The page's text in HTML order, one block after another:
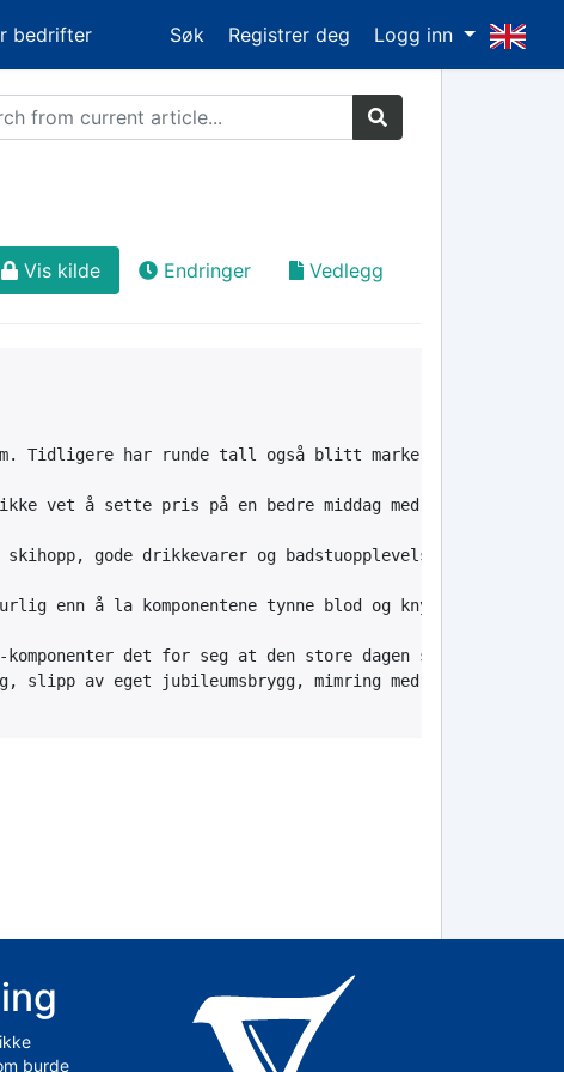
bedrifter Søk Registrer deg Logg inn
Vis kilde Endringer Vedlegg
Tidligere har runde tall også blitt markert. Noen
ikke vet å sette pris på en bedre middag med
skihopp, gode drikkevarer og badstuopplevelser.
enn å la komponentene tynne blod og knytte
det for seg at den store dagen skulle
burde